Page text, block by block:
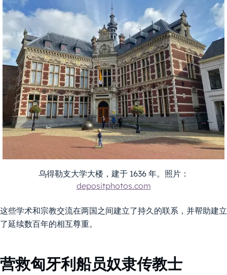
乌得勒支大学大楼，建于 1636 年。照片：
depositphotos.com
这些学术和宗教交流在两国之间建立了持久的联系，并帮助建立
了延续数百年的相互尊重。
营救匈牙利船员奴隶传教士